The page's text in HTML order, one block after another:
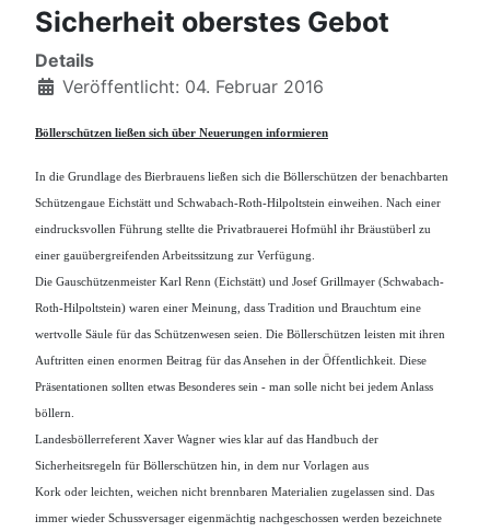
Sicherheit oberstes Gebot
Details
Veröffentlicht: 04. Februar 2016
Böllerschützen ließen sich über Neuerungen informieren
In die Grundlage des Bierbrauens ließen sich die Böllerschützen der benachbarten
Schützengaue Eichstätt und Schwabach-Roth-Hilpoltstein einweihen. Nach einer
eindrucksvollen Führung stellte die Privatbrauerei Hofmühl ihr Bräustüberl zu
einer gauübergreifenden Arbeitssitzung zur Verfügung.
Die Gauschützenmeister Karl Renn (Eichstätt) und Josef Grillmayer (Schwabach-
Roth-Hilpoltstein) waren einer Meinung, dass Tradition und Brauchtum eine
wertvolle Säule für das Schützenwesen seien. Die Böllerschützen leisten mit ihren
Auftritten einen enormen Beitrag für das Ansehen in der Öffentlichkeit. Diese
Präsentationen sollten etwas Besonderes sein - man solle nicht bei jedem Anlass
böllern.
Landesböllerreferent Xaver Wagner wies klar auf das Handbuch der
Sicherheitsregeln für Böllerschützen hin, in dem nur Vorlagen aus
Kork oder leichten, weichen nicht brennbaren Materialien zugelassen sind. Das
immer wieder Schussversager eigenmächtig nachgeschossen werden bezeichnete